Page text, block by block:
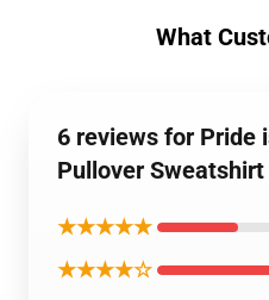
What
6 reviews for Pride
Pullover Sweatshirt
★★★★★
★★★★☆